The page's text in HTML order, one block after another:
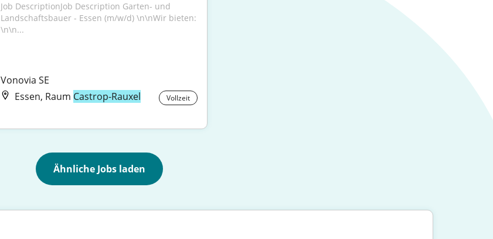
Job DescriptionJob Description Garten- und
Landschaftsbauer - Essen (m/w/d) \n\nWir bieten:
\n\n...
Vonovia SE
Essen, Raum Castrop-Rauxel Vollzeit
Ähnliche Jobs laden